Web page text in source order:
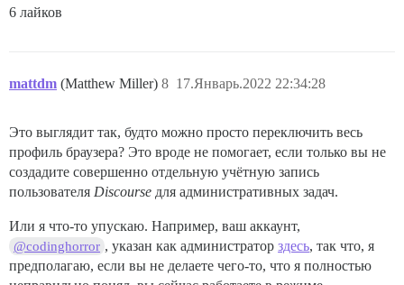
6 лайков
mattdm (Matthew Miller) 17.Январь.2022 22:34:28
8
Это выглядит так, будто можно просто переключить весь
профиль браузера? Это вроде не помогает, если только вы не
создадите совершенно отдельную учётную запись
пользователя Discourse для административных задач.
Или я что-то упускаю. Например, ваш аккаунт,
@codinghorror , указан как администраторздесь, так что, я
предполагаю, если вы не делаете чего-то, что я полностью